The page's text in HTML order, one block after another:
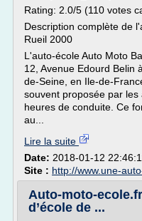
Rating: 2.0/5 (110 votes
Description complète de
Rueil 2000
L'auto-école Auto Moto
12, Avenue Edourd Belin
de-Seine, en Ile-de-
souvent proposée par
heures de conduite. Ce
au...
Lire la suite
Date: 2018-01-12
Site : http://www.une-
Auto-moto-
d’école de ...